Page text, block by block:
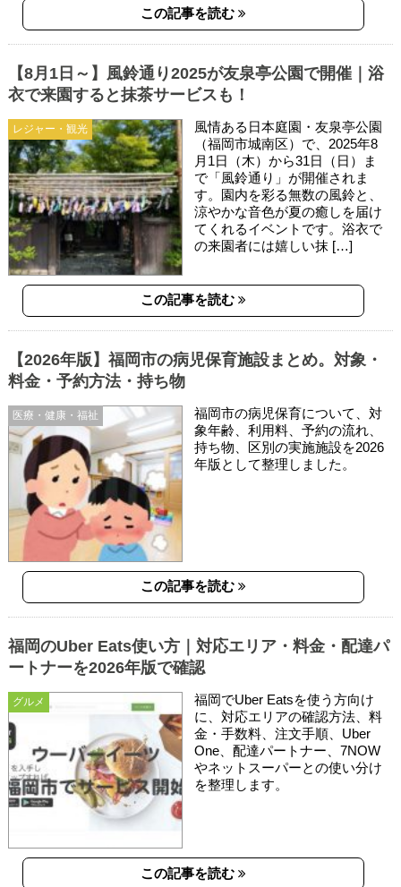
この記事を読む
レジャー・観光
【8月1日～】風鈴通り2025が友泉亭公園で開催｜浴
衣で来園すると抹茶サービスも！
風情ある日本庭園・友泉亭公園
（福岡市城南区）で、2025年8
月1日（木）から31日（日）ま
で「風鈴通り」が開催されま
す。園内を彩る無数の風鈴と、
涼やかな音色が夏の癒しを届け
てくれるイベントです。浴衣で
の来園者には嬉しい抹 […]
この記事を読む
医療・健康・福祉
【2026年版】福岡市の病児保育施設まとめ。対象・
料金・予約方法・持ち物
福岡市の病児保育について、対
象年齢、利用料、予約の流れ、
持ち物、区別の実施施設を2026
年版として整理しました。
この記事を読む
グルメ
福岡のUber Eats使い方｜対応エリア・料金・配達パ
ートナーを2026年版で確認
福岡でUber Eatsを使う方向け
に、対応エリアの確認方法、料
金・手数料、注文手順、Uber
One、配達パートナー、7NOW
やネットスーパーとの使い分け
を整理します。
この記事を読む